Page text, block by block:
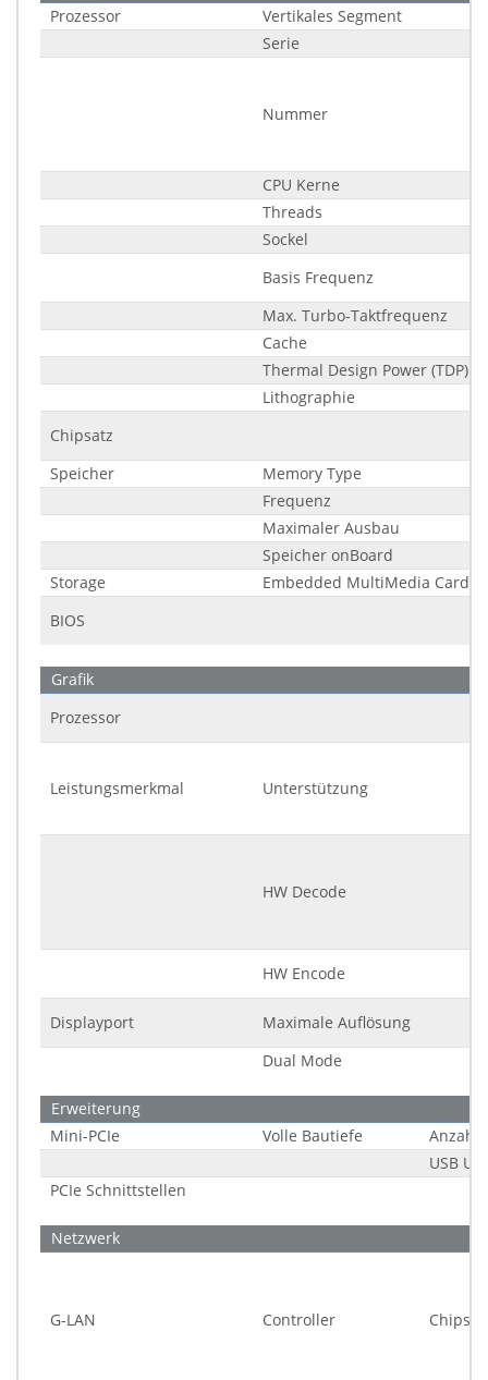
Prozessor
Vertikales Segment
Serie
Nummer
CPU Kerne
Threads
Sockel
Basis Frequenz
Max. Turbo-Taktfrequenz
Cache
Thermal Design Power (TDP)
Lithographie
Chipsatz
Speicher
Memory Type
Frequenz
Maximaler Ausbau
Speicher onBoard
Storage
Embedded MultiMedia Card
BIOS
Grafik
Prozessor
Leistungsmerkmal Unterstützung
HW Decode
HW Encode
Displayport
Maximale Auflösung
Dual Mode
Erweiterung
Mini-PCIe
Volle Bautiefe
Anzahl
USB
PCIe Schnittstellen
Netzwerk
G-LAN Controller